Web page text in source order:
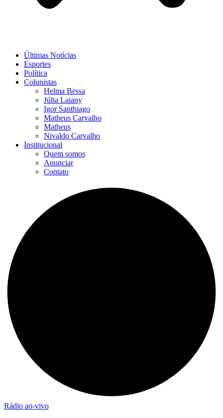
Últimas Notícias
Esportes
Política
Colunistas
Helma Bessa
Júlia Laiany
Igor Santhiago
Matheus Carvalho
Matheus
Nivaldo Carvalho
Institucional
Quem somos
Anunciar
Contato
Rádio ao-vivo